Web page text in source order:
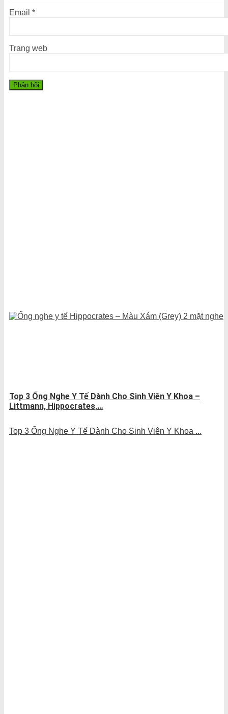
Email *
Trang web
Top 3 Ống Nghe Y Tế Dành Cho Sinh Viên Y Khoa –
Littmann, Hippocrates,…
Top 3 Ống Nghe Y Tế Dành Cho Sinh Viên Y Khoa ...